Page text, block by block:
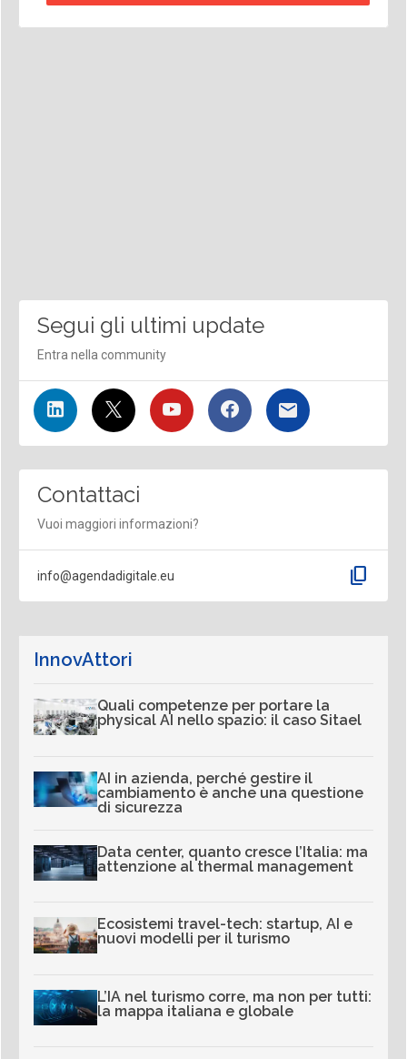
Segui gli ultimi update
Entra nella community
Contattaci
Vuoi maggiori informazioni?
info@agendadigitale.eu content_copy
InnovAttori
Quali competenze per portare la
physical AI nello spazio: il caso Sitael
AI in azienda, perché gestire il
cambiamento è anche una questione
di sicurezza
Data center, quanto cresce l’Italia: ma
attenzione al thermal management
Ecosistemi travel-tech: startup, AI e
nuovi modelli per il turismo
L’IA nel turismo corre, ma non per tutti:
la mappa italiana e globale